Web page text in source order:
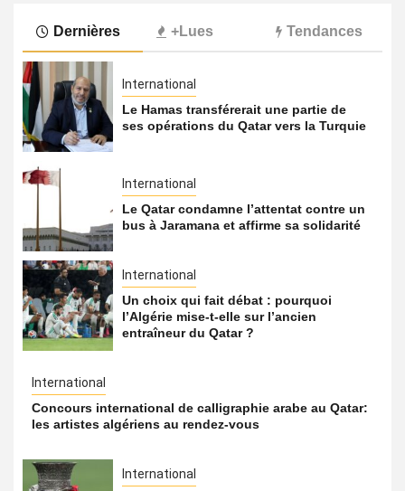
Dernières +Lues Tendances
International
Le Hamas transférerait une partie de
ses opérations du Qatar vers la Turquie
International
Le Qatar condamne l’attentat contre un
bus à Jaramana et affirme sa solidarité
International
Un choix qui fait débat : pourquoi
l’Algérie mise-t-elle sur l’ancien
entraîneur du Qatar ?
International
Concours international de calligraphie arabe au Qatar:
les artistes algériens au rendez-vous
International